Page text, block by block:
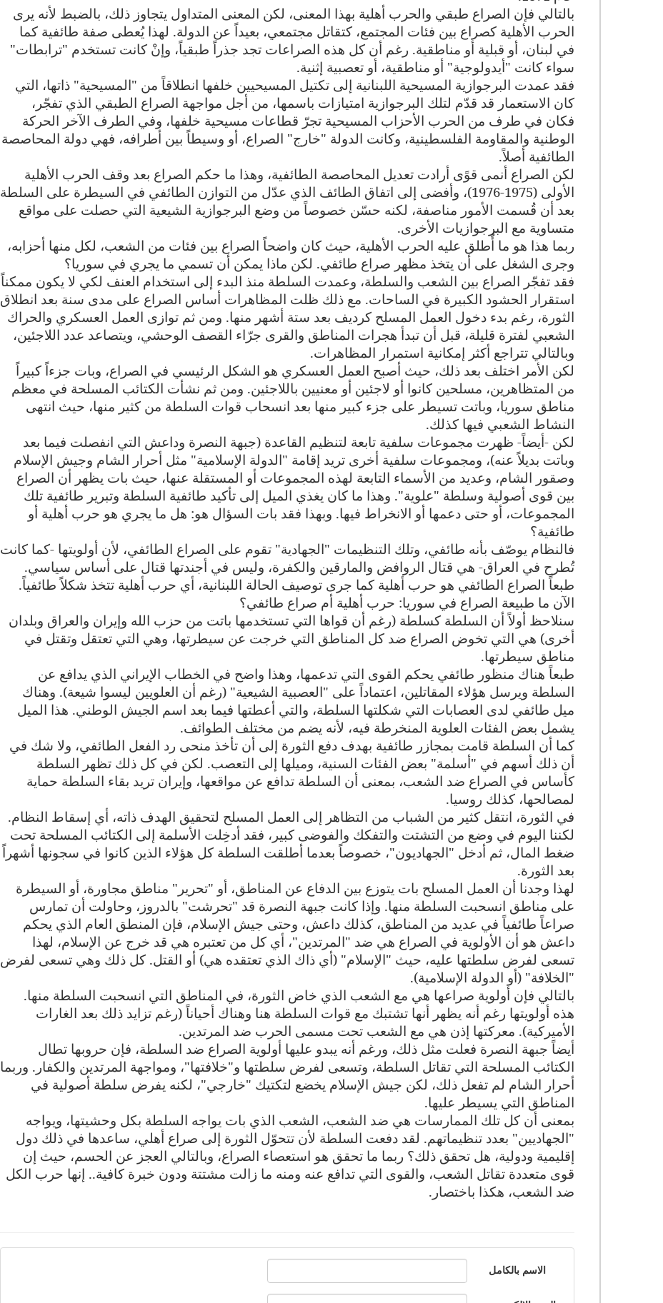
بالتالي فإن الصراع طبقي والحرب أهلية بهذا المعنى، لكن المعنى المتداول يتجاوز ذلك، بالضبط لأنه يرى
الحرب الأهلية كصراع بين فئات المجتمع، كتقاتل مجتمعي، بعيداً عن الدولة. لهذا يُعطى صفة طائفية كما
في لبنان، أو قبلية أو مناطقية. رغم أن كل هذه الصراعات تجد جذراً طبقياً، وإنْ كانت تستخدم "ترابطات"
سواء كانت "أيدولوجية" أو مناطقية، أو تعصبية إثنية.
فقد عمدت البرجوازية المسيحية اللبنانية إلى تكتيل المسيحيين خلفها انطلاقاً من "المسيحية" ذاتها، التي
كان الاستعمار قد قدّم لتلك البرجوازية امتيازات باسمها، من أجل مواجهة الصراع الطبقي الذي تفجّر،
فكان في طرف من الحرب الأحزاب المسيحية تجرّ قطاعات مسيحية خلفها، وفي الطرف الآخر الحركة
الوطنية والمقاومة الفلسطينية، وكانت الدولة "خارج" الصراع، أو وسيطاً بين أطرافه، فهي دولة المحاصصة
الطائفية أصلاً.
لكن الصراع أنمى قوًى أرادت تعديل المحاصصة الطائفية، وهذا ما حكم الصراع بعد وقف الحرب الأهلية
الأولى (1975-1976)، وأفضى إلى اتفاق الطائف الذي عدّل من التوازن الطائفي في السيطرة على السلطة
بعد أن قُسمت الأمور مناصفة، لكنه حسّن خصوصاً من وضع البرجوازية الشيعية التي حصلت على مواقع
متساوية مع البرجوازيات الأخرى.
ربما هذا هو ما أُطلق عليه الحرب الأهلية، حيث كان واضحاً الصراع بين فئات من الشعب، لكل منها أحزابه،
وجرى الشغل على أن يتخذ مظهر صراع طائفي. لكن ماذا يمكن أن تسمي ما يجري في سوريا؟
فقد تفجّر الصراع بين الشعب والسلطة، وعمدت السلطة منذ البدء إلى استخدام العنف لكي لا يكون ممكناً
استقرار الحشود الكبيرة في الساحات. مع ذلك ظلت المظاهرات أساس الصراع على مدى سنة بعد انطلاق
الثورة، رغم بدء دخول العمل المسلح كرديف بعد ستة أشهر منها. ومن ثم توازى العمل العسكري والحراك
الشعبي لفترة قليلة، قبل أن تبدأ هجرات المناطق والقرى جرّاء القصف الوحشي، ويتصاعد عدد اللاجئين،
وبالتالي تتراجع أكثر إمكانية استمرار المظاهرات.
لكن الأمر اختلف بعد ذلك، حيث أصبح العمل العسكري هو الشكل الرئيسي في الصراع، وبات جزءاً كبيراً
من المتظاهرين، مسلحين كانوا أو لاجئين أو معنيين باللاجئين. ومن ثم نشأت الكتائب المسلحة في معظم
مناطق سوريا، وباتت تسيطر على جزء كبير منها بعد انسحاب قوات السلطة من كثير منها، حيث انتهى
النشاط الشعبي فيها كذلك.
لكن -أيضاً- ظهرت مجموعات سلفية تابعة لتنظيم القاعدة (جبهة النصرة وداعش التي انفصلت فيما بعد
وباتت بديلاً عنه)، ومجموعات سلفية أخرى تريد إقامة "الدولة الإسلامية" مثل أحرار الشام وجيش الإسلام
وصقور الشام، وعديد من الأسماء التابعة لهذه المجموعات أو المستقلة عنها، حيث بات يظهر أن الصراع
بين قوى أصولية وسلطة "علوية". وهذا ما كان يغذي الميل إلى تأكيد طائفية السلطة وتبرير طائفية تلك
المجموعات، أو حتى دعمها أو الانخراط فيها. وبهذا فقد بات السؤال هو: هل ما يجري هو حرب أهلية أو
طائفية؟
فالنظام يوصّف بأنه طائفي، وتلك التنظيمات "الجهادية" تقوم على الصراع الطائفي، لأن أولويتها -كما كانت
تُطرح في العراق- هي قتال الروافض والمارقين والكفرة، وليس في أجندتها قتال على أساس سياسي.
طبعاً الصراع الطائفي هو حرب أهلية كما جرى توصيف الحالة اللبنانية، أي حرب أهلية تتخذ شكلاً طائفياً.
الآن ما طبيعة الصراع في سوريا: حرب أهلية أم صراع طائفي؟
سنلاحظ أولاً أن السلطة كسلطة (رغم أن قواها التي تستخدمها باتت من حزب الله وإيران والعراق وبلدان
أخرى) هي التي تخوض الصراع ضد كل المناطق التي خرجت عن سيطرتها، وهي التي تعتقل وتقتل في
مناطق سيطرتها.
طبعاً هناك منظور طائفي يحكم القوى التي تدعمها، وهذا واضح في الخطاب الإيراني الذي يدافع عن
السلطة ويرسل هؤلاء المقاتلين، اعتماداً على "العصبية الشيعية" (رغم أن العلويين ليسوا شيعة). وهناك
ميل طائفي لدى العصابات التي شكلتها السلطة، والتي أعطتها فيما بعد اسم الجيش الوطني. هذا الميل
يشمل بعض الفئات العلوية المنخرطة فيه، لأنه يضم من مختلف الطوائف.
كما أن السلطة قامت بمجازر طائفية بهدف دفع الثورة إلى أن تأخذ منحى رد الفعل الطائفي، ولا شك في
أن ذلك أسهم في "أسلمة" بعض الفئات السنية، وميلها إلى التعصب. لكن في كل ذلك تظهر السلطة
كأساس في الصراع ضد الشعب، بمعنى أن السلطة تدافع عن مواقعها، وإيران تريد بقاء السلطة حماية
لمصالحها، كذلك روسيا.
في الثورة، انتقل كثير من الشباب من التظاهر إلى العمل المسلح لتحقيق الهدف ذاته، أي إسقاط النظام.
لكننا اليوم في وضع من التشتت والتفكك والفوضى كبير، فقد أدخِلت الأسلمة إلى الكتائب المسلحة تحت
ضغط المال، ثم أدخل "الجهاديون"، خصوصاً بعدما أطلقت السلطة كل هؤلاء الذين كانوا في سجونها أشهراً
بعد الثورة.
لهذا وجدنا أن العمل المسلح بات يتوزع بين الدفاع عن المناطق، أو "تحرير" مناطق مجاورة، أو السيطرة
على مناطق انسحبت السلطة منها. وإذا كانت جبهة النصرة قد "تحرشت" بالدروز، وحاولت أن تمارس
صراعاً طائفياً في عديد من المناطق، كذلك داعش، وحتى جيش الإسلام، فإن المنطق العام الذي يحكم
داعش هو أن الأولوية في الصراع هي ضد "المرتدين"، أي كل من تعتبره هي قد خرج عن الإسلام، لهذا
تسعى لفرض سلطتها عليه، حيث "الإسلام" (أي ذاك الذي تعتقده هي) أو القتل. كل ذلك وهي تسعى لفرض
"الخلافة" (أو الدولة الإسلامية).
بالتالي فإن أولوية صراعها هي مع الشعب الذي خاض الثورة، في المناطق التي انسحبت السلطة منها.
هذه أولويتها رغم أنه يظهر أنها تشتبك مع قوات السلطة هنا وهناك أحياناً (رغم تزايد ذلك بعد الغارات
الأميركية). معركتها إذن هي مع الشعب تحت مسمى الحرب ضد المرتدين.
أيضاً جبهة النصرة فعلت مثل ذلك، ورغم أنه يبدو عليها أولوية الصراع ضد السلطة، فإن حروبها تطال
الكتائب المسلحة التي تقاتل السلطة، وتسعى لفرض سلطتها و"خلافتها"، ومواجهة المرتدين والكفار. وربما
أحرار الشام لم تفعل ذلك، لكن جيش الإسلام يخضع لتكتيك "خارجي"، لكنه يفرض سلطة أصولية في
المناطق التي يسيطر عليها.
بمعنى أن كل تلك الممارسات هي ضد الشعب، الشعب الذي بات يواجه السلطة بكل وحشيتها، ويواجه
"الجهاديين" بعدد تنظيماتهم. لقد دفعت السلطة لأن تتحوّل الثورة إلى صراع أهلي، ساعدها في ذلك دول
إقليمية ودولية، هل تحقق ذلك؟ ربما ما تحقق هو استعصاء الصراع، وبالتالي العجز عن الحسم، حيث إن
قوى متعددة تقاتل الشعب، والقوى التي تدافع عنه ومنه ما زالت مشتتة ودون خبرة كافية.. إنها حرب الكل
ضد الشعب، هكذا باختصار.
الاسم بالكامل